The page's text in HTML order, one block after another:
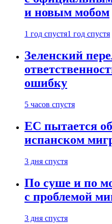
и новым мобом
1 год спустя1 год спустя
Зеленский
ошибку
5 часов спустя
ЕС пытается
испанском
3 дня спустя
По суше и по
с проблемой
3 дня спустя